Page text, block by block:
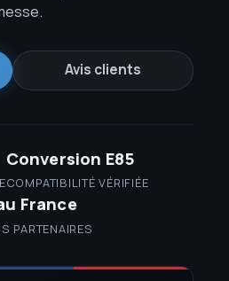
Avis clients
Conversion E85
COMPATIBILITÉ VÉRIFIÉE
France
PARTENAIRES